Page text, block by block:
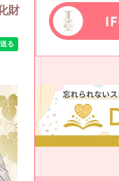
財